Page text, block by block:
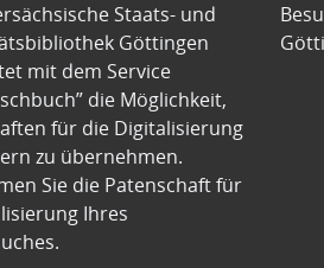
Staats- und
Göttingen
mit dem Service
die Möglichkeit,
für die Digitalisierung
zu übernehmen.
Sie die Patenschaft für
Ihres